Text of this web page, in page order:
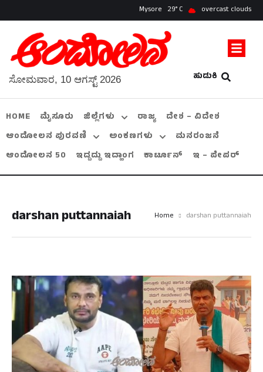
Mysore 29 overcast clouds
ಹುಡುಕಿ
ಸೋಮವಾರ, 10 ಆಗಸ್ಟ್ 2026
HOME ಮೈಸೂರು ಜಿಲ್ಲೆಗಳು ರಾಜ್ಯ
ದೇಶ – ವಿದೇಶ
ಆಂದೋಲನ ಪುರವಣಿ
ಅಂಕಣಗಳು
ಮನರಂಜನೆ
ಆಂದೋಲನ 50
ಇದ್ದದ್ದು ಇದ್ಹಾಂಗ ಕಾರ್ಟೂನ್ ಇ – ಪೇಪರ್
darshan puttannaiah Home darshan puttannaiah